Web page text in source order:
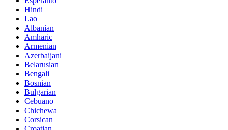
Hindi
Lao
Albanian
Amharic
Armenian
Azerbaijani
Belarusian
Bengali
Bosnian
Bulgarian
Cebuano
Chichewa
Corsican